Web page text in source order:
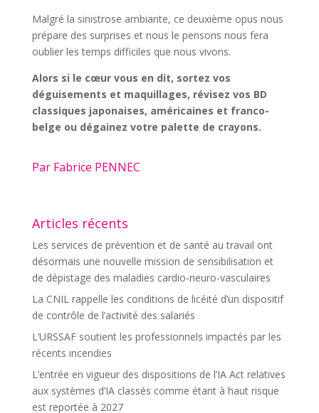
Malgré la sinistrose ambiante, ce deuxième opus nous
prépare des surprises et nous le pensons nous fera
oublier les temps difficiles que nous vivons.
Alors si le cœur vous en dit, sortez vos
déguisements et maquillages, révisez vos BD
classiques japonaises, américaines et franco-
belge ou dégainez votre palette de crayons.
Par Fabrice PENNEC
Articles récents
Les services de prévention et de santé au travail ont
désormais une nouvelle mission de sensibilisation et
de dépistage des maladies cardio-neuro-vasculaires
La CNIL rappelle les conditions de licéité d’un dispositif
de contrôle de l’activité des salariés
L’URSSAF soutient les professionnels impactés par les
récents incendies
L’entrée en vigueur des dispositions de l’IA Act relatives
aux systèmes d’IA classés comme étant à haut risque
est reportée à 2027